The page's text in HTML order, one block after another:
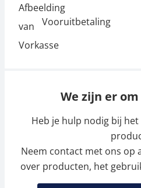
Vooruitbetaling
We zijn er
Heb je hulp nodig bij
Neem contact met ons op
over producten, het